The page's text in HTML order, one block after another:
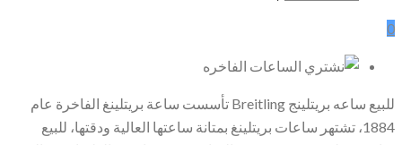
0
للبيع ساعه بريتلينج Breitling تأسست ساعة بريتلينغ الفاخرة عام
1884، تشتهر ساعات بريتلينغ بمتانة ساعتها العالية ودقتها، للبيع